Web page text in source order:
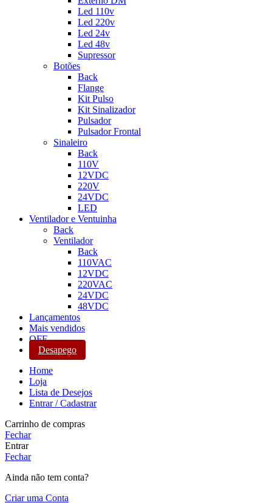
Led 110v
Led 220v
Led 24v
Led 48v
Supressor
Botões
Back
Flange
Kit Pulso
Kit Sinalizador
Pulsador
Pulsador Frontal
Sinaleiro
Back
110V
12VDC
220V
24VDC
LED
Ventilador e Ventuinha
Back
Ventilador
Back
110VAC
12VDC
220VAC
24VDC
48VDC
Lançamentos
Mais vendidos
OFF
Desapego
Home
Loja
Lista de Desejos
Entrar / Cadastrar
Carrinho de compras
Fechar
Entrar
Fechar
Ainda não tem conta?
Criar uma Conta